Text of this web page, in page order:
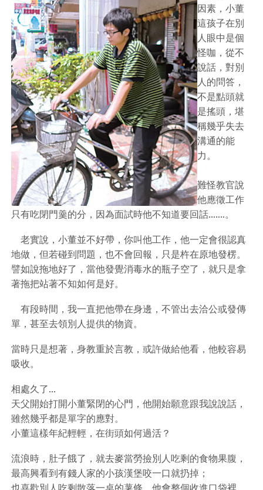
因素，小董
這孩子在別
人眼中是個
怪咖，從不
說話，對別
人的問答，
不是點頭就
是搖頭，堪
稱幾乎失去
溝通的能
力。
難怪教官說
他應徵工作
只有吃閉門羹的分，因為面試時他不知道要回話.......。
老實說，小董並不好帶，你叫他工作，他一定會很認真
地做，但若碰到問題，也不會回報，只是杵在原地發楞。
譬如說拖地好了，當他發覺消毒水的瓶子空了，就只是拿
著拖把站著不知如何是好。
有段時間，我一直把他帶在身邊，不管出去洽公或發傳
單，甚至去領別人提供的物資。
當時只是想著，身教重於言教，或許做給他看，他較容易
吸收。
相處久了...
天父開始打開小董緊閉的心門，他開始願意跟我說說話，
雖然幾乎都是單字的應對。
小董這樣年紀輕輕，在街頭如何過活？
流浪時，肚子餓了，就去麥當勞撿別人吃剩的食物果腹，
最高興看到有錢人家的小孩漢堡咬一口就扔掉；